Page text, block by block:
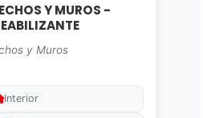
Y MUROS -
y Muros
Interior